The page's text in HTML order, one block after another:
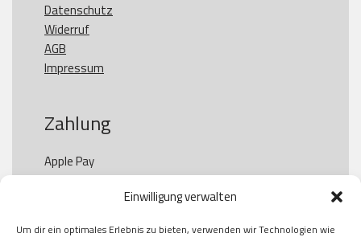
Einwilligung verwalten
Um dir ein optimales Erlebnis zu bieten, verwenden wir Technologien wie
Datenschutz
Widerruf
AGB
Impressum
Zahlung
Apple Pay
Paypal